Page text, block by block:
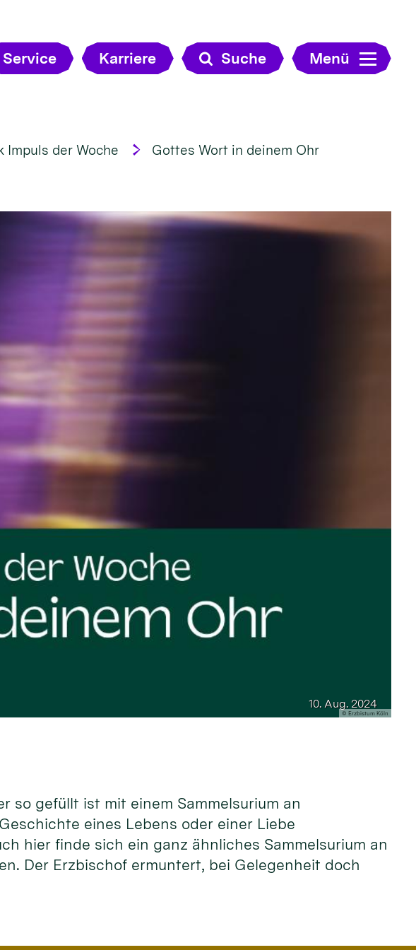
Service Karriere Suche Menü
Impuls der Woche Gottes Wort in deinem Ohr
10. Aug. 2024
© Erzbistum Köln
so gefüllt ist mit einem Sammelsurium an
eines Lebens oder einer Liebe
hier finde sich ein ganz ähnliches Sammelsurium an
Der Erzbischof ermuntert, bei Gelegenheit doch